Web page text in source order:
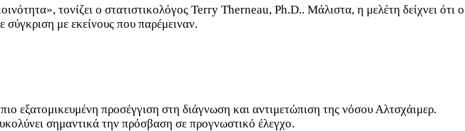
τονίζει ο στατιστικολόγος Terry Therneau, Ph.D.. Μάλιστα, η μελέτη δείχνει ότι ο
σύγκριση με εκείνους που παρέμειναν.
εξατομικευμένη προσέγγιση στη διάγνωση και αντιμετώπιση της νόσου Αλτσχάιμερ.
σημαντικά την πρόσβαση σε προγνωστικό έλεγχο.